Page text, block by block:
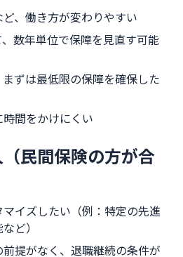
、働き方が変わりやすい
数年単位で保障を見直す可能
ずは最低限の保障を確保した
間をかけにくい
民間保険の方が合
イズしたい（例：特定の先進
ど）
提がなく、退職継続の条件が